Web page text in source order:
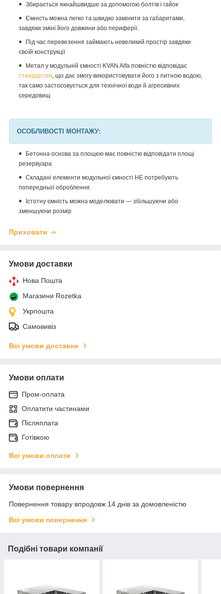
Збирається якнайшвидше за допомогою болтів і гайок
Ємність можна легко та швидко замінити за габаритами,
завдяки зміні його довжини або периферії.
Під час перевезення займають невеликий простір завдяки
своїй конструкції
Метал у модульній ємності KVAN Alfa повністю відповідає
стандартам, що дає змогу використовувати його з питною водою,
так само застосовується для технічної води й агресивних
середовищ
ОСОБЛИВОСТІ МОНТАЖУ:
Бетонна основа за площею має повністю відповідати площі
резервуара
Складані елементи модульної ємності НЕ потребують
попередньої оброблення
Істотну ємність можна моделювати — збільшуючи або
зменшуючи розмір
Приховати
Умови доставки
Нова Пошта
Магазини Rozetka
Укрпошта
Самовивіз
Всі умови доставки
Умови оплати
Пром-оплата
Оплатити частинами
Післяплата
Готівкою
Всі умови оплати
Умови повернення
Повернення товару впродовж 14 днів за домовленістю
Всі умови повернення
Подібні товари компанії